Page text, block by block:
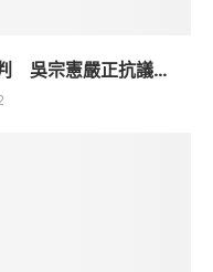
吳宗憲嚴正抗議...